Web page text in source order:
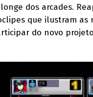
dos arcades.
que ilustram
do novo